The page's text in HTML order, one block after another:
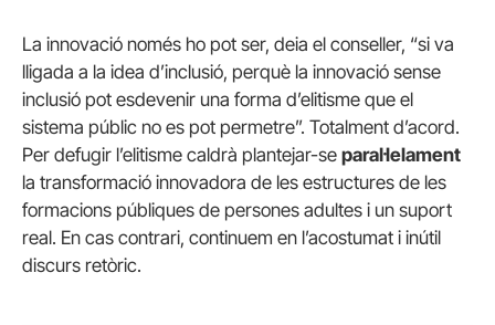
La innovació només ho pot ser, deia el conseller, “si va
lligada a la idea d’inclusió, perquè la innovació sense
inclusió pot esdevenir una forma d’elitisme que el
sistema públic no es pot permetre”. Totalment d’acord.
Per defugir l’elitisme caldrà plantejar-se paral·lelament
la transformació innovadora de les estructures de les
formacions públiques de persones adultes i un suport
real. En cas contrari, continuem en l’acostumat i inútil
discurs retòric.